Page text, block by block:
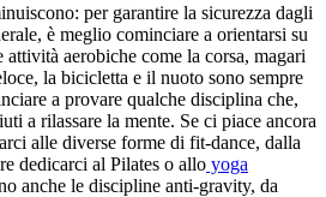
per garantire la sicurezza dagli
è meglio cominciare a orientarsi su
aerobiche come la corsa, magari
la bicicletta e il nuoto sono sempre
a provare qualche disciplina che,
a rilassare la mente. Se ci piace ancora
alle diverse forme di fit-dance, dalla
dedicarci al Pilates o allo yoga
anche le discipline anti-gravity, da